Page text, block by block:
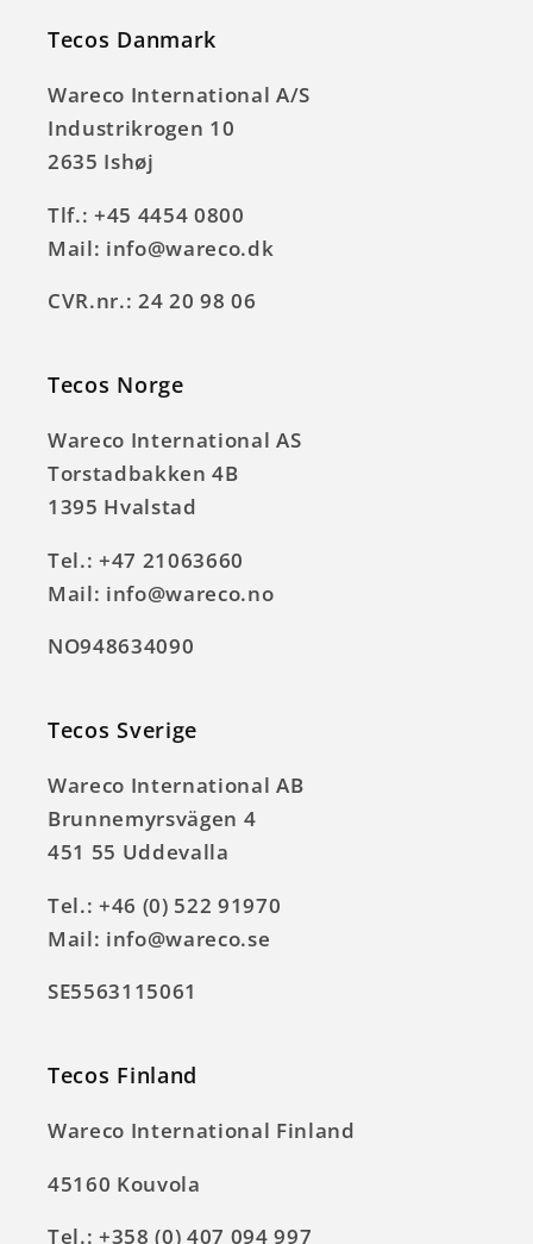
Tecos Danmark
Wareco International A/S
Industrikrogen 10
2635 Ishøj
Tlf.: +45 4454 0800
Mail: info@wareco.dk
CVR.nr.: 24 20 98 06
Tecos Norge
Wareco International AS
Torstadbakken 4B
1395 Hvalstad
Tel.: +47 21063660
Mail: info@wareco.no
NO948634090
Tecos Sverige
Wareco International AB
Brunnemyrsvägen 4
451 55 Uddevalla
Tel.: +46 (0) 522 91970
Mail: info@wareco.se
SE5563115061
Tecos Finland
Wareco International Finland
45160 Kouvola
Tel.: +358 (0) 407 094 997